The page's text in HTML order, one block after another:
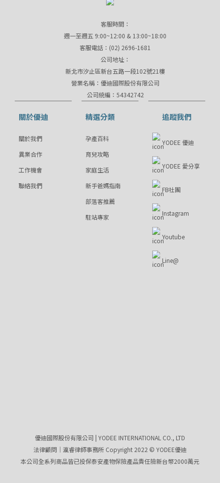
客服時間：
週一至週五 9:00~12:00 & 13:00~18:00
客服電話：(02) 2696-1681
公司地址：
新北市汐止區新台五路一段102號21樓
營業名稱：優迪國際股份有限公司
公司統編：54342742
關於優迪
關於我們
異業合作
工作機會
聯絡我們
精選分類
孕產百科
育兒攻略
家庭生活
新手爸媽指南
部落客推薦
駐站專家
追蹤我們
YODEE 優迪
YODEE 愛分享
FB社團
Instagram
Youtube
Line@
優迪國際股份有限公司 | YODEE INTERNATIONAL CO., LTD
法律顧問｜瀛睿律師事務所 Copyright 2022 © YODEE優迪
本公司全系列商品皆已投保泰安產物保險產品責任險新台幣2000萬元